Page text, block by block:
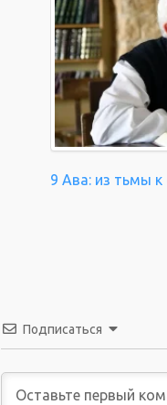
9 Ава: из тьмы к
Подписаться